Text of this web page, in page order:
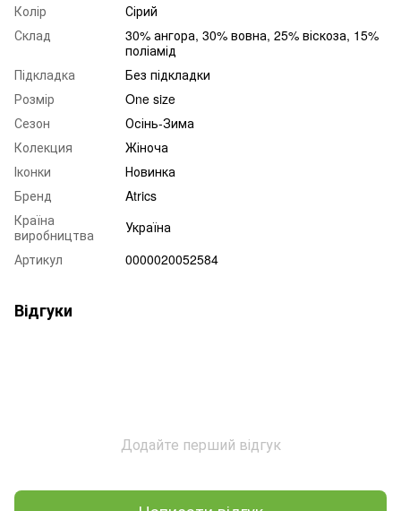
Колір
Сірий
Склад
30% ангора, 30% вовна, 25% віскоза, 15%
поліамід
Підкладка
Без підкладки
Розмір
One size
Сезон
Осінь-Зима
Колекция
Жіноча
Іконки
Новинка
Бренд
Atrics
Країна
виробництва
Україна
Артикул
0000020052584
Відгуки
Додайте перший відгук